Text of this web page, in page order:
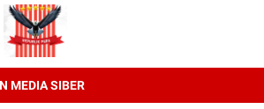
MEDIA SIBER